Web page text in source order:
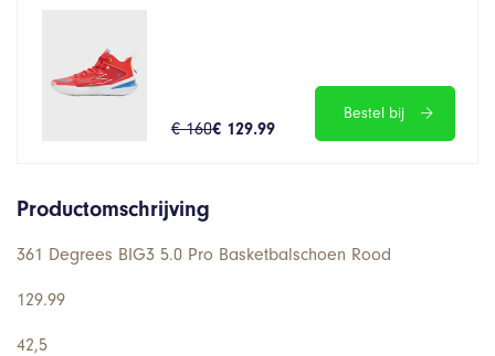
€ 160€ 129.99
Bestel bij
Productomschrijving
361 Degrees BIG3 5.0 Pro Basketbalschoen Rood
129.99
42,5